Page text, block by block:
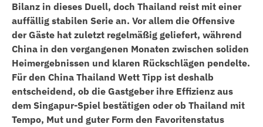
Bilanz in dieses Duell, doch Thailand reist mit einer
auffällig stabilen Serie an. Vor allem die Offensive
der Gäste hat zuletzt regelmäßig geliefert, während
China in den vergangenen Monaten zwischen soliden
Heimergebnissen und klaren Rückschlägen pendelte.
Für den China Thailand Wett Tipp ist deshalb
entscheidend, ob die Gastgeber ihre Effizienz aus
dem Singapur-Spiel bestätigen oder ob Thailand mit
Tempo, Mut und guter Form den Favoritenstatus